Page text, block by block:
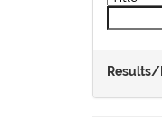
Results/